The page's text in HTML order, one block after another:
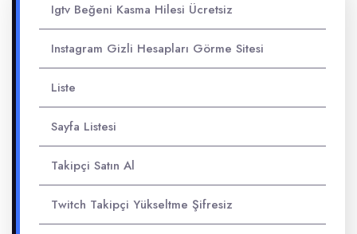
Igtv Beğeni Kasma Hilesi Ücretsiz
Instagram Gizli Hesapları Görme Sitesi
Liste
Sayfa Listesi
Takipçi Satın Al
Twitch Takipçi Yükseltme Şifresiz